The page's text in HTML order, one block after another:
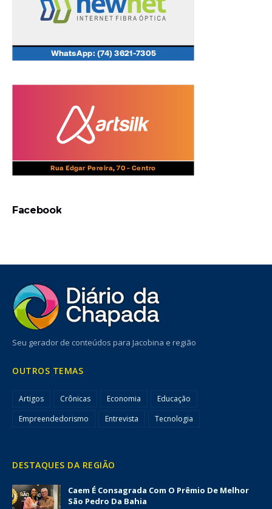
Facebook
Seu gerador de conteúdos para Jacobina e região
OUTROS TEMAS
Artigos Crônicas Economia
Educação
Empreendedorismo
Entrevista Tecnologia
DESTAQUES DA REGIÃO
Caem É Consagrada Com O Prêmio De Melhor
São Pedro Da Bahia